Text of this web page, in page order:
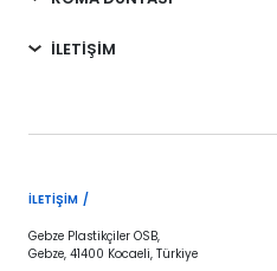
İLETİŞİM
İLETIŞIM /
Gebze Plastikçiler OSB,
Gebze, 41400 Kocaeli, Türkiye